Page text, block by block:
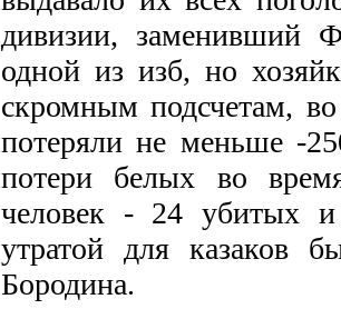
дивизии, заменивший
одной из изб, но
скромным подсчетам,
потеряли не меньше -
потери белых во
человек - 24 убитых
утратой для казаков
Бородина.